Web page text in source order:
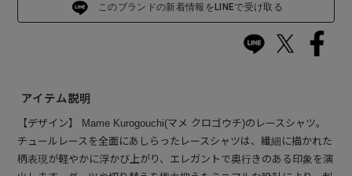
このブランドの新着情報をLINEで受け取る
アイテム説明
【デザイン】 Mame Kurogouchi(マメ クロゴウチ)のレースシャツ。
チュールレースを全面にあしらったレースシャツは、繊細に描かれた
柄表現が軽やかに浮かび上がり、エレガントで奥行きのある印象を演